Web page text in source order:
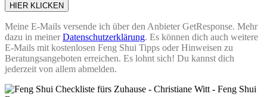
HIER KLICKEN
Meine E-Mails versende ich über den Anbieter GetResponse. Mehr
dazu in meinerDatenschutzerklärung. Es können dich auch weitere
E-Mails mit kostenlosen Feng Shui Tipps oder Hinweisen zu
Beratungsangeboten erreichen. Es lohnt sich! Du kannst dich
jederzeit von allem abmelden.